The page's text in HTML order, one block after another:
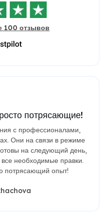
100 отзывов
потрясающие!
с профессионалами,
Они на связи в режиме
на следующий день,
необходимые правки.
потрясающий опыт!